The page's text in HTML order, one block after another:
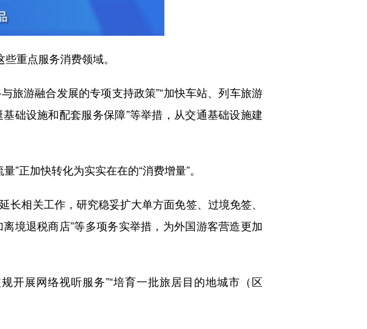
重点服务消费领域。
游融合发展的专项支持政策”“加快车站、列车旅游
础设施和配套服务保障”等举措，从交通基础设施建
正加快转化为实实在在的“消费增量”。
相关工作，研究稳妥扩大单方面免签、过境免签、
境退税商店”等多项务实举措，为外国游客营造更加
展网络视听服务”“培育一批旅居目的地城市（区